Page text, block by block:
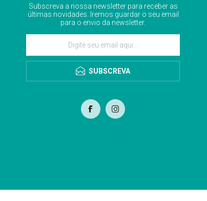
Subscreva a nossa newsletter para receber as
últimas novidades. Iremos guardar o seu email
para o envio da newsletter.
SUBSCREVA